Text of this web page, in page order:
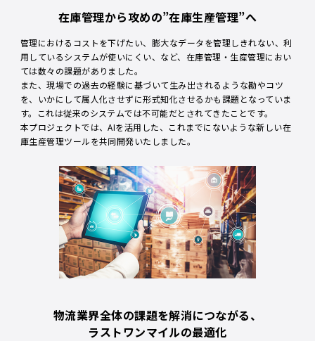
在庫管理から攻めの”在庫生産管理”へ
管理におけるコストを下げたい、膨大なデータを管理しきれない、利
用しているシステムが使いにくい、など、在庫管理・生産管理におい
ては数々の課題がありました。
また、現場での過去の経験に基づいて生み出されるような勘やコツ
を、いかにして属人化させずに形式知化させるかも課題となっていま
す。これは従来のシステムでは不可能だとされてきたことです。
本プロジェクトでは、AIを活用した、これまでにないような新しい在
庫生産管理ツールを共同開発いたしました。
物流業界全体の課題を解消につながる、
ラストワンマイルの最適化